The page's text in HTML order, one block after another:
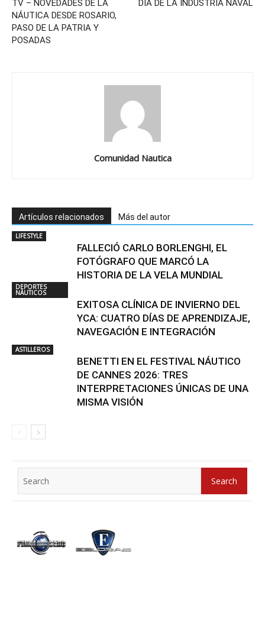
TV – NOVEDADES DE LA
NÁUTICA DESDE ROSARIO,
PASO DE LA PATRIA Y
POSADAS
DÍA DE LA INDUSTRIA NAVAL
Comunidad Nautica
Artículos relacionados Más del autor
LIFESTYLE
FALLECIÓ CARLO BORLENGHI, EL
FOTÓGRAFO QUE MARCÓ LA
HISTORIA DE LA VELA MUNDIAL
DEPORTES
NÁUTICOS
EXITOSA CLÍNICA DE INVIERNO DEL
YCA: CUATRO DÍAS DE APRENDIZAJE,
NAVEGACIÓN E INTEGRACIÓN
ASTILLEROS
BENETTI EN EL FESTIVAL NÁUTICO
DE CANNES 2026: TRES
INTERPRETACIONES ÚNICAS DE UNA
MISMA VISIÓN
for:
Search